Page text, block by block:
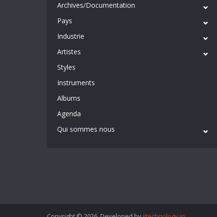
Archives/Documentation
Pays
Industrie
Artistes
Styles
Instruments
Albums
Agenda
Qui sommes nous